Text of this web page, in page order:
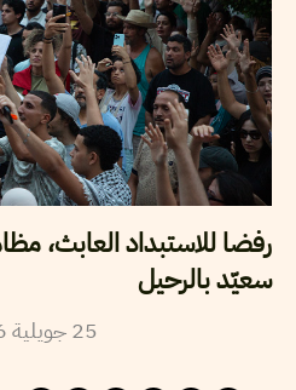
رفضا للاستبداد العابث،
سعيّد بالرحيل
25 جويلية